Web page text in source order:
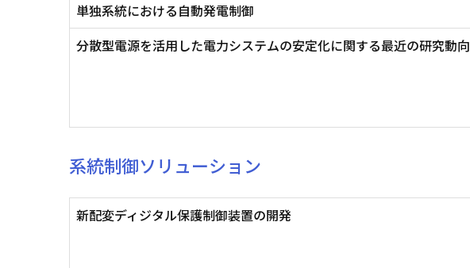
単独系統における自動発電制御
分散型電源を活用した電力システムの安定化に関する最近の研究動向
系統制御ソリューション
新配変ディジタル保護制御装置の開発